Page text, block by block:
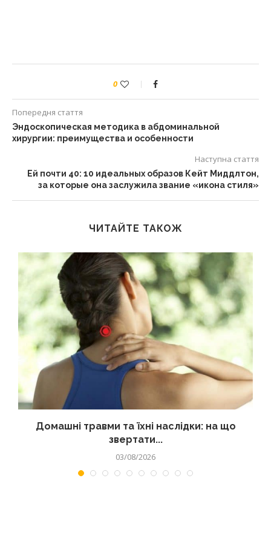
0
Попередня стаття
Эндоскопическая методика в абдоминальной
хирургии: преимущества и особенности
Наступна стаття
Ей почти 40: 10 идеальных образов Кейт Миддлтон,
за которые она заслужила звание «икона стиля»
ЧИТАЙТЕ ТАКОЖ
Домашні травми та їхні наслідки: на що
звертати...
03/08/2026